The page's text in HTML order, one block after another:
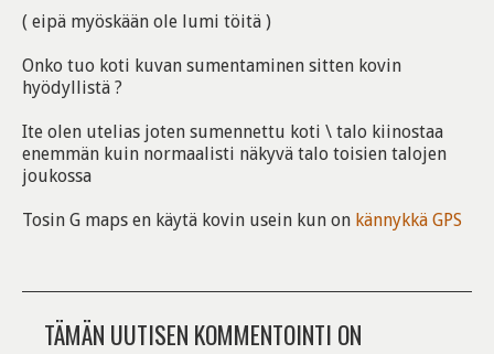
( eipä myöskään ole lumi töitä )
Onko tuo koti kuvan sumentaminen sitten kovin
hyödyllistä ?
Ite olen utelias joten sumennettu koti \ talo kiinostaa
enemmän kuin normaalisti näkyvä talo toisien talojen
joukossa
Tosin G maps en käytä kovin usein kun on kännykkä GPS
TÄMÄN UUTISEN KOMMENTOINTI ON